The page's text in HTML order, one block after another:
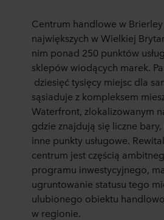
Centrum handlowe w
największych w Wielkiej
nim ponad 250 punktów
sklepów wiodących marek.
dziesięć tysięcy miejsc dla
sąsiaduje z kompleksem
Waterfront, zlokalizowanym
gdzie znajdują się liczne
inne punkty usługowe.
centrum jest częścią
programu inwestycyjnego,
ugruntowanie statusu tego
ulubionego obiektu
w regionie.